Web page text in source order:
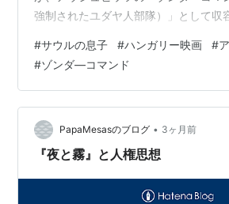
強制されたユダヤ人部隊）」として収
になる。 音楽もほとんど使わず、手持
の背後に張り付く撮影が続くので、ド
像のようにも感じられる。ゾンダーコ
るハンガリー人の男サウルに起きる一
いているというのも驚き。 とくに、群
ス室の描写、飢餓と極限状態、裸…
#サウルの息子 #ハンガリー映画 #
#ゾンダ―コマンド
PapaMesasのブログ • 3ヶ月前
『夜と霧』と人権思想